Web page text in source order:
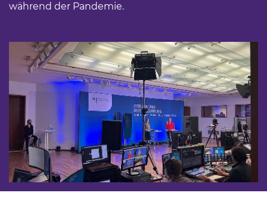
während der Pandemie.